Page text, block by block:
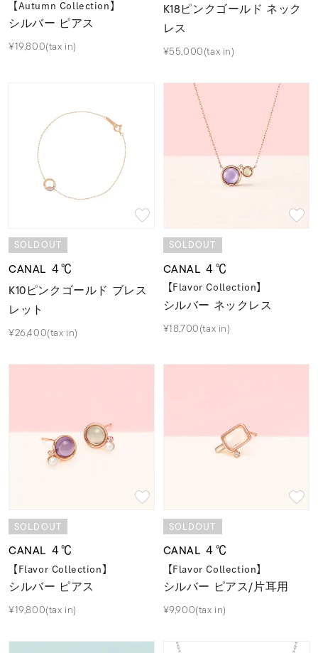
【Autumn Collection】
シルバー ピアス
¥19,800(tax in)
K18ピンクゴールド ネック
レス
¥55,000(tax in)
SOLDOUT
CANAL ４℃
K10ピンクゴールド ブレス
レット
¥26,400(tax in)
SOLDOUT
CANAL ４℃
【Flavor Collection】
シルバー ネックレス
¥18,700(tax in)
SOLDOUT
CANAL ４℃
【Flavor Collection】
シルバー ピアス
¥19,800(tax in)
SOLDOUT
CANAL ４℃
【Flavor Collection】
シルバー ピアス/片耳用
¥9,900(tax in)